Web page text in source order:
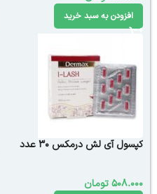
افزودن به سبد خرید
کپسول آی لش درمکس 30 عدد
508.000تومان